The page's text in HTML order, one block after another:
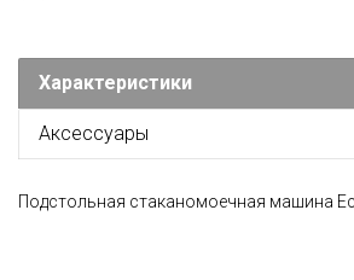
Характеристики
Аксессуары
Подстольная стаканомоечная машина